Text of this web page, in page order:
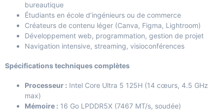
bureautique
Étudiants en école d’ingénieurs ou de commerce
Créateurs de contenu léger (Canva, Figma, Lightroom)
Développement web, programmation, gestion de projet
Navigation intensive, streaming, visioconférences
Spécifications techniques complètes
Processeur : Intel Core Ultra 5 125H (14 cœurs, 4.5 GHz
max)
Mémoire : 16 Go LPDDR5X (7467 MT/s, soudée)